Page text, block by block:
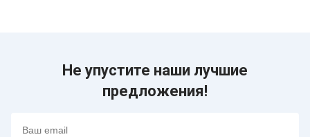
Не упустите наши лучшие
предложения!